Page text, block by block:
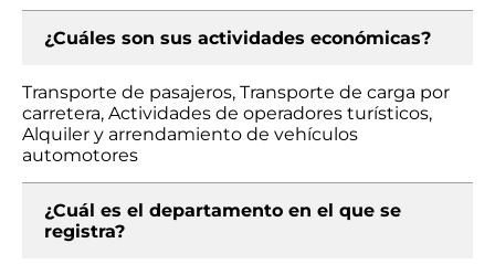
¿Cuáles son sus actividades económicas?
Transporte de pasajeros, Transporte de carga por
carretera, Actividades de operadores turísticos,
Alquiler y arrendamiento de vehículos
automotores
¿Cuál es el departamento en el que se
registra?